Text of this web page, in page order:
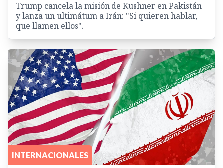
Trump cancela la misión de Kushner en Pakistán
y lanza un ultimátum a Irán: "Si quieren hablar,
que llamen ellos".
INTERNACIONALES